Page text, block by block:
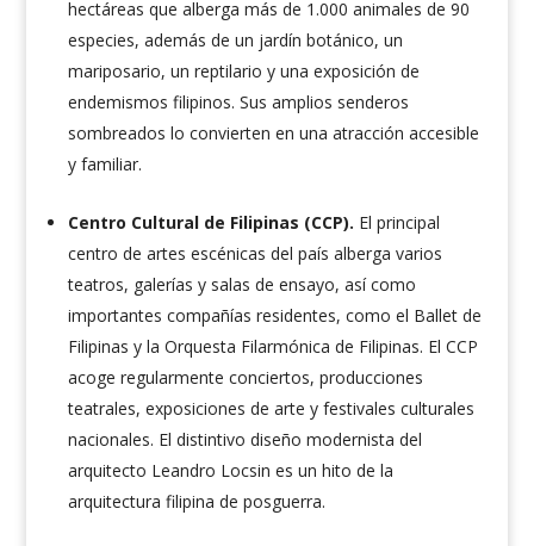
hectáreas que alberga más de 1.000 animales de 90
especies, además de un jardín botánico, un
mariposario, un reptilario y una exposición de
endemismos filipinos. Sus amplios senderos
sombreados lo convierten en una atracción accesible
y familiar.
Centro Cultural de Filipinas (CCP). El principal
centro de artes escénicas del país alberga varios
teatros, galerías y salas de ensayo, así como
importantes compañías residentes, como el Ballet de
Filipinas y la Orquesta Filarmónica de Filipinas. El CCP
acoge regularmente conciertos, producciones
teatrales, exposiciones de arte y festivales culturales
nacionales. El distintivo diseño modernista del
arquitecto Leandro Locsin es un hito de la
arquitectura filipina de posguerra.